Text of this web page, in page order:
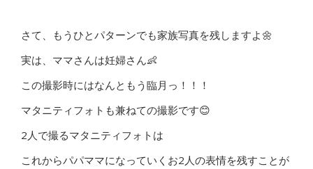
さて、もうひとパターンでも家族写真を残しますよ🌼
実は、ママさんは妊婦さん👶
この撮影時にはなんともう臨月っ！！！
マタニティフォトも兼ねての撮影です😊
2人で撮るマタニティフォトは
これからパパママになっていくお2人の表情を残すことが